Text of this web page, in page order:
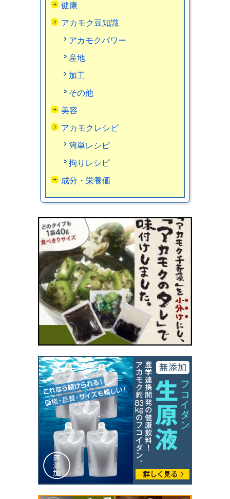
健康
アカモク豆知識
アカモクパワー
産地
加工
その他
美容
アカモクレシピ
簡単レシピ
拘りレシピ
成分・栄養価